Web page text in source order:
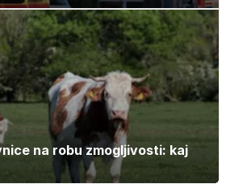
na robu zmogljivosti: kaj